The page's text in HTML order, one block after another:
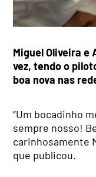
Miguel Oliveira
vez, tendo o
boa nova nas
“Um bocadinho
sempre nosso!
carinhosamente
que publicou.